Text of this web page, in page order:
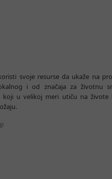
svoje resurse da ukaže na
i od značaja za životnu
koji u velikoj meri utiču na živote